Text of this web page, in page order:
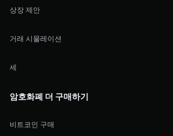
상장 제안
거래 시물레이션
세
암호화폐 더 구매하기
비트코인 구매